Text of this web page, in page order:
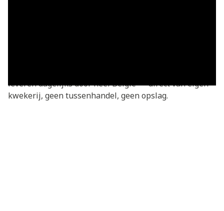
leveren dagelijks door heel België — direct van eigen
kwekerij, geen tussenhandel, geen opslag.